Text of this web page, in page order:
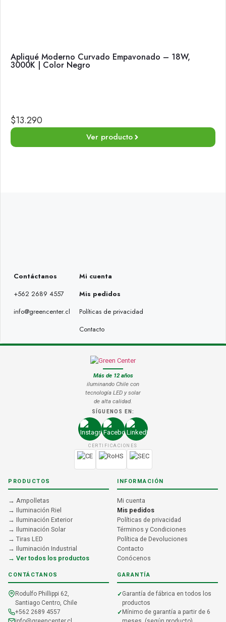
Apliqué Moderno Curvado Empavonado – 18W,
3000K | Color Negro
$13.290
Ver producto
Contáctanos
+562 2689 4557
info@greencenter.cl
Mi cuenta
Mis pedidos
Políticas de privacidad
Contacto
Más de 12 años
iluminando Chile con
tecnología LED y solar
de alta calidad.
SÍGUENOS EN:
CERTIFICACIONES
PRODUCTOS
→ Ampolletas
→ Iluminación Riel
→ Iluminación Exterior
→ Iluminación Solar
→ Tiras LED
→ Iluminación Industrial
→ Ver todos los productos
INFORMACIÓN
Mi cuenta
Mis pedidos
Políticas de privacidad
Términos y Condiciones
Política de Devoluciones
Contacto
Conócenos
CONTÁCTANOS
Rodulfo Phillippi 62,
Santiago Centro, Chile
+562 2689 4557
GARANTÍA
Garantía de fábrica en todos los
productos
Mínimo de garantía a partir de 6